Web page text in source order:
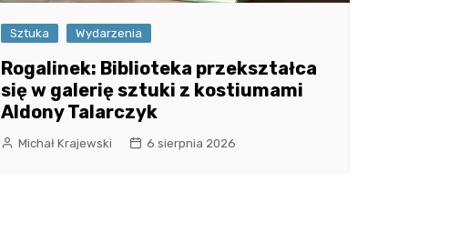
Sztuka Wydarzenia
Rogalinek: Biblioteka przekształca
się w galerię sztuki z kostiumami
Aldony Talarczyk
Michał Krajewski 6 sierpnia 2026